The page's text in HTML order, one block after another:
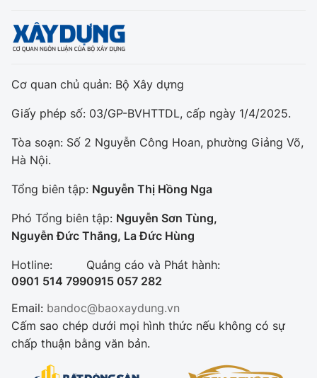
Cơ quan chủ quản: Bộ Xây dựng
Giấy phép số: 03/GP-BVHTTDL, cấp ngày 1/4/2025.
Tòa soạn: Số 2 Nguyễn Công Hoan, phường Giảng Võ,
Hà Nội.
Tổng biên tập: Nguyễn Thị Hồng Nga
Phó Tổng biên tập: Nguyễn Sơn Tùng,
Nguyễn Đức Thắng, La Đức Hùng
Hotline:
0901 514 799
Quảng cáo và Phát hành:
0915 057 282
Email: bandoc@baoxaydung.vn
Cấm sao chép dưới mọi hình thức nếu không có sự
chấp thuận bằng văn bản.